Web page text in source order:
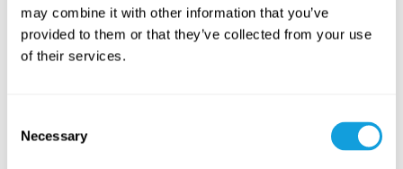
may combine it with other information that you’ve
provided to them or that they’ve collected from your use
of their services.
Selection
Necessary
45min
oavsett hur den har varit.
Gentle Flow – landa mjukt